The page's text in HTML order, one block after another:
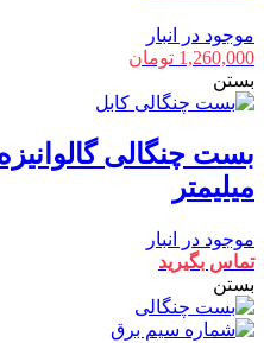
موجود در انبار
1,260,000 تومان
بستن
میلیمتر
موجود در انبار
تماس بگیرید
بستن